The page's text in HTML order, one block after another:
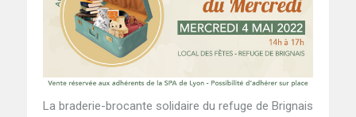
La braderie-brocante solidaire du refuge de Brignais